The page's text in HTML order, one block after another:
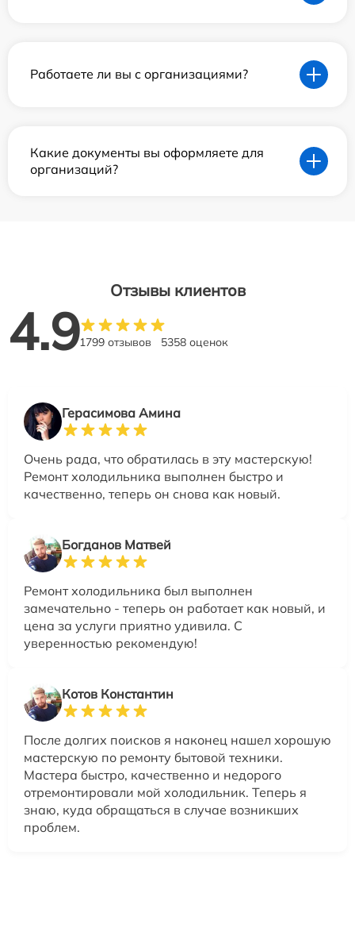
Работаете ли вы с организациями?
Какие документы вы оформляете для
организаций?
Отзывы клиентов
4.91799 отзывов 5358 оценок
Герасимова Амина
Очень рада, что обратилась в эту мастерскую!
Ремонт холодильника выполнен быстро и
качественно, теперь он снова как новый.
Богданов Матвей
Ремонт холодильника был выполнен
замечательно - теперь он работает как новый, и
цена за услуги приятно удивила. С
уверенностью рекомендую!
Котов Константин
После долгих поисков я наконец нашел хорошую
мастерскую по ремонту бытовой техники.
Мастера быстро, качественно и недорого
отремонтировали мой холодильник. Теперь я
знаю, куда обращаться в случае возникших
проблем.